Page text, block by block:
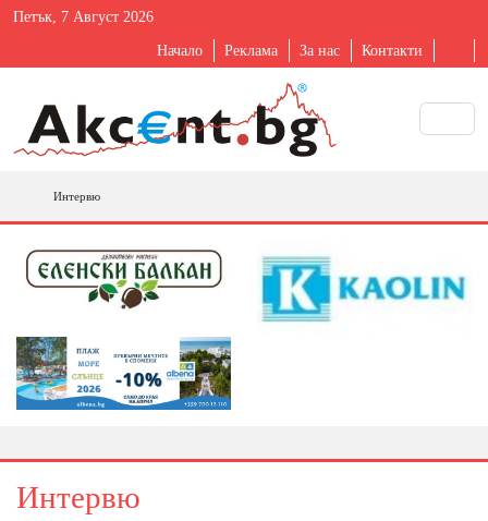
Петък, 7 Август 2026
Начало Реклама За нас Контакти
Интервю
Интервю